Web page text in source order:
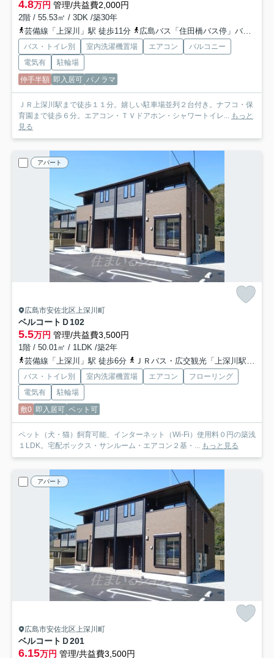
4.8万円 管理/共益費2,000円
2階 / 55.53㎡ / 3DK /築30年
芸備線「上深川」駅 徒歩11分
広島バス「住田橋バス停」バス停下車 徒歩3分
バス・トイレ別 室内洗濯機置場 エアコン
バルコニー
電気有
駐輪場
仲手半額 即入居可 パノラマ
ＪＲ上深川駅まで徒歩１１分。嬉しい駐車場並列２台付き。ナフコ・保
育園まで徒歩６分。エアコン・ＴＶドアホン・シャワートイレ...
もっと
見る
アパート
広島市安佐北区上深川町
ベルコートＤ102
5.5万円 管理/共益費3,500円
1階 / 50.01㎡ / 1LDK /築2年
芸備線「上深川」駅 徒歩6分
ＪＲバス・広交観光「上深川駅前バス停」バス停下車 徒歩6分
バス・トイレ別 室内洗濯機置場 エアコン
フローリング
電気有
駐輪場
敷0 即入居可 ペット可
ペット（犬・猫）飼育可能、インターネット（Wi-Fi）使用料０円の築浅
１LDK。宅配ボックス・サンルーム・エアコン２基・...
もっと見る
アパート
広島市安佐北区上深川町
ベルコートＤ201
6.15万円 管理/共益費3,500円